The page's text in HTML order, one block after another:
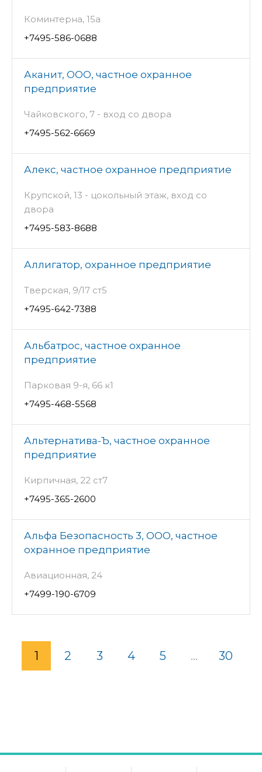
Коминтерна, 15а
+7495-586-0688
Аканит, ООО, частное охранное
предприятие
Чайковского, 7 - вход со двора
+7495-562-6669
Алекс, частное охранное предприятие
Крупской, 13 - цокольный этаж, вход со
двора
+7495-583-8688
Аллигатор, охранное предприятие
Тверская, 9/17 ст5
+7495-642-7388
Альбатрос, частное охранное
предприятие
Парковая 9-я, 66 к1
+7495-468-5568
Альтернатива-Ъ, частное охранное
предприятие
Кирпичная, 22 ст7
+7495-365-2600
Альфа Безопасность 3, ООО, частное
охранное предприятие
Авиационная, 24
+7499-190-6709
1 2 3 4 5 ... 30